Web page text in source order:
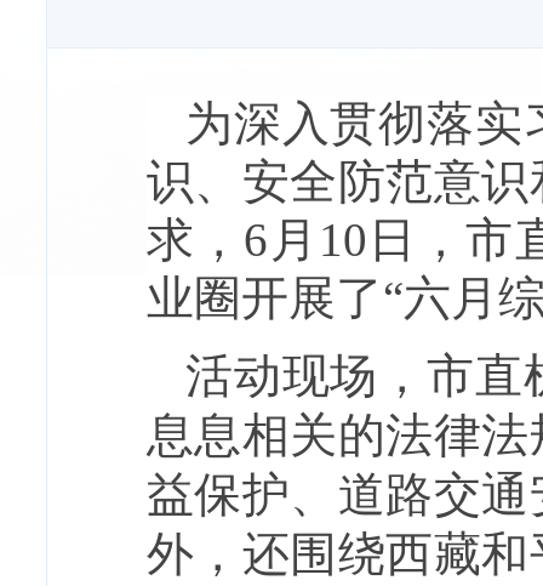
为深入贯彻落
识、安全防范意
求，6月10日，市
业圈开展了“六月
活动现场，市直
息息相关的法律法
益保护、道路交
外，还围绕西藏